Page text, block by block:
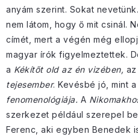
anyám szerint. Sokat
nem látom, hogy ő mit csinál.
címét, mert a végén még
magyar írók figyelmeztettek.
a Kékítőt old az én vizében, az
tejesember. Kevésbé jó, mint a
fenomenológiája. A
szerkezet például szerepel
Ferenc, aki egyben Benedek